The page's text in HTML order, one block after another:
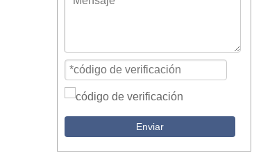
Enviar